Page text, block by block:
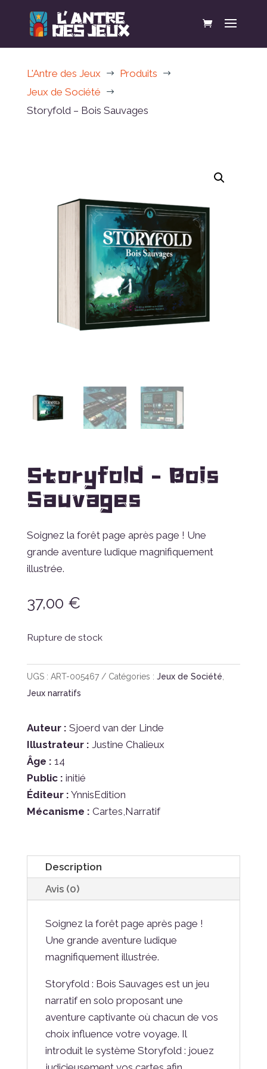
L'Antre des Jeux $ Produits $
Jeux de Société $
Storyfold – Bois Sauvages
Storyfold – Bois
Sauvages
Soignez la forêt page après page ! Une
grande aventure ludique magnifiquement
illustrée.
37,00 €
Rupture de stock
UGS : ART-005467 Catégories : Jeux de Société
Jeux narratifs
Auteur : Sjoerd van der Linde
Illustrateur : Justine Chalieux
Âge : 14
Public : initié
Éditeur : YnnisEdition
Mécanisme : Cartes,Narratif
Description
Avis (0)
Soignez la forêt page après page !
Une grande aventure ludique
magnifiquement illustrée.
Storyfold : Bois Sauvages est un jeu
narratif en solo proposant une
aventure captivante où chacun de vos
choix influence votre voyage. Il
introduit le système Storyfold : jouez